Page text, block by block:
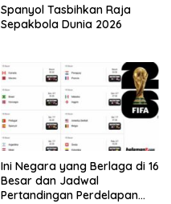
Spanyol Tasbihkan Raja
Sepakbola Dunia 2026
Ini Negara yang Berlaga di 16
Besar dan Jadwal
Pertandingan Perdelapan